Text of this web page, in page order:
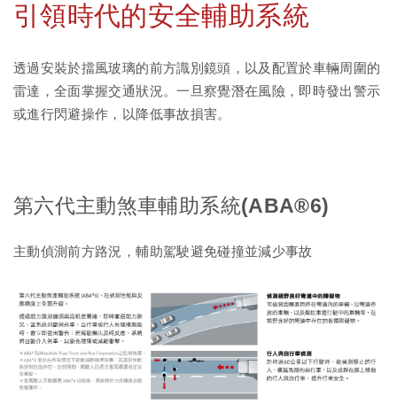
引領時代的安全輔助系統
透過安裝於擋風玻璃的前方識別鏡頭，以及配置於車輛周圍的
雷達，全面掌握交通狀況。一旦察覺潛在風險，即時發出警示
或進行閃避操作，以降低事故損害。
第六代主動煞車輔助系統(ABA®6)
主動偵測前方路況，輔助駕駛避免碰撞並減少事故